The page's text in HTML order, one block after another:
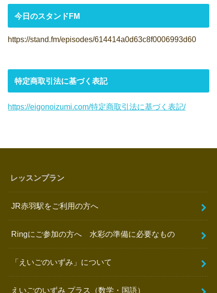
今日のスタンドFM
https://stand.fm/episodes/614414a0d63c8f0006993d60
特定商取引法に基づく表記
https://eigonoizumi.com/特定商取引法に基づく表記/
レッスンプラン
JR赤羽駅をご利用の方へ
Ringにご参加の方へ 水彩の準備に必要なもの
「えいごのいずみ」について
えいごのいずみ プラス（数学・国語）